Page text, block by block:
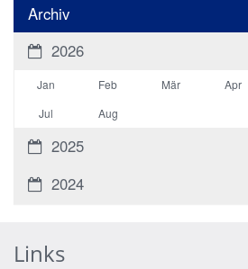
Archiv
2026
Jan Feb Mär Apr
Jul
Aug
2025
2024
Links